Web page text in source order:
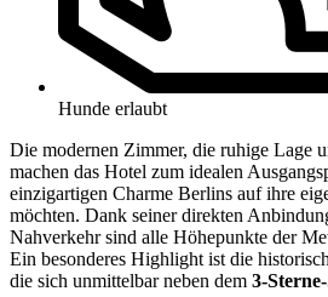
Hunde erlaubt
Die modernen Zimmer, die ruhige Lage
machen das Hotel zum idealen
einzigartigen Charme Berlins auf ihre
möchten. Dank seiner direkten
Nahverkehr sind alle Höhepunkte der
Ein besonderes Highlight ist die
die sich unmittelbar neben dem 3-